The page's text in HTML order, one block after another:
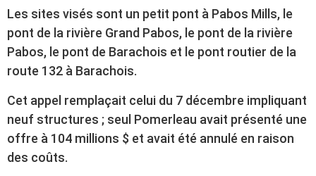
Les sites visés sont un petit pont à Pabos Mills, le
pont de la rivière Grand Pabos, le pont de la rivière
Pabos, le pont de Barachois et le pont routier de la
route 132 à Barachois.
Cet appel remplaçait celui du 7 décembre impliquant
neuf structures ; seul Pomerleau avait présenté une
offre à 104 millions $ et avait été annulé en raison
des coûts.